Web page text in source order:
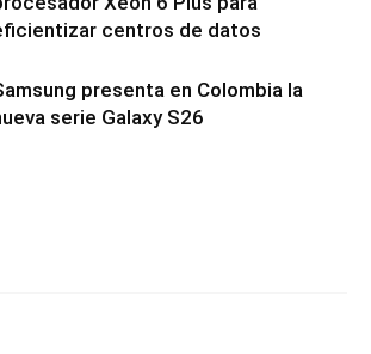
centros de datos
presenta en Colombia la
serie Galaxy S26